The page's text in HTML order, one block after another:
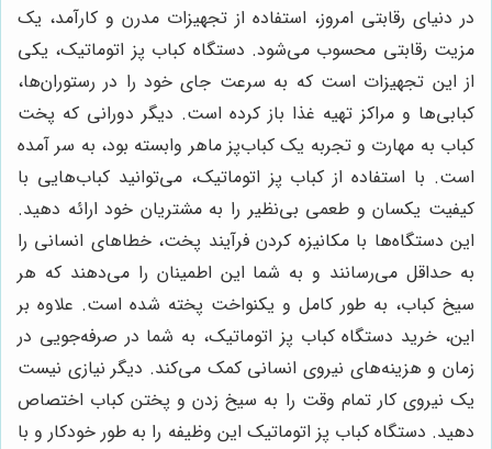
در دنیای رقابتی امروز، استفاده از تجهیزات مدرن و کارآمد، یک
مزیت رقابتی محسوب می‌شود. دستگاه کباب پز اتوماتیک، یکی
از این تجهیزات است که به سرعت جای خود را در رستوران‌ها،
کبابی‌ها و مراکز تهیه غذا باز کرده است. دیگر دورانی که پخت
کباب به مهارت و تجربه یک کباب‌پز ماهر وابسته بود، به سر آمده
است. با استفاده از کباب پز اتوماتیک، می‌توانید کباب‌هایی با
کیفیت یکسان و طعمی بی‌نظیر را به مشتریان خود ارائه دهید.
این دستگاه‌ها با مکانیزه کردن فرآیند پخت، خطاهای انسانی را
به حداقل می‌رسانند و به شما این اطمینان را می‌دهند که هر
سیخ کباب، به طور کامل و یکنواخت پخته شده است. علاوه بر
این، خرید دستگاه کباب پز اتوماتیک، به شما در صرفه‌جویی در
زمان و هزینه‌های نیروی انسانی کمک می‌کند. دیگر نیازی نیست
یک نیروی کار تمام وقت را به سیخ زدن و پختن کباب اختصاص
دهید. دستگاه کباب پز اتوماتیک این وظیفه را به طور خودکار و با